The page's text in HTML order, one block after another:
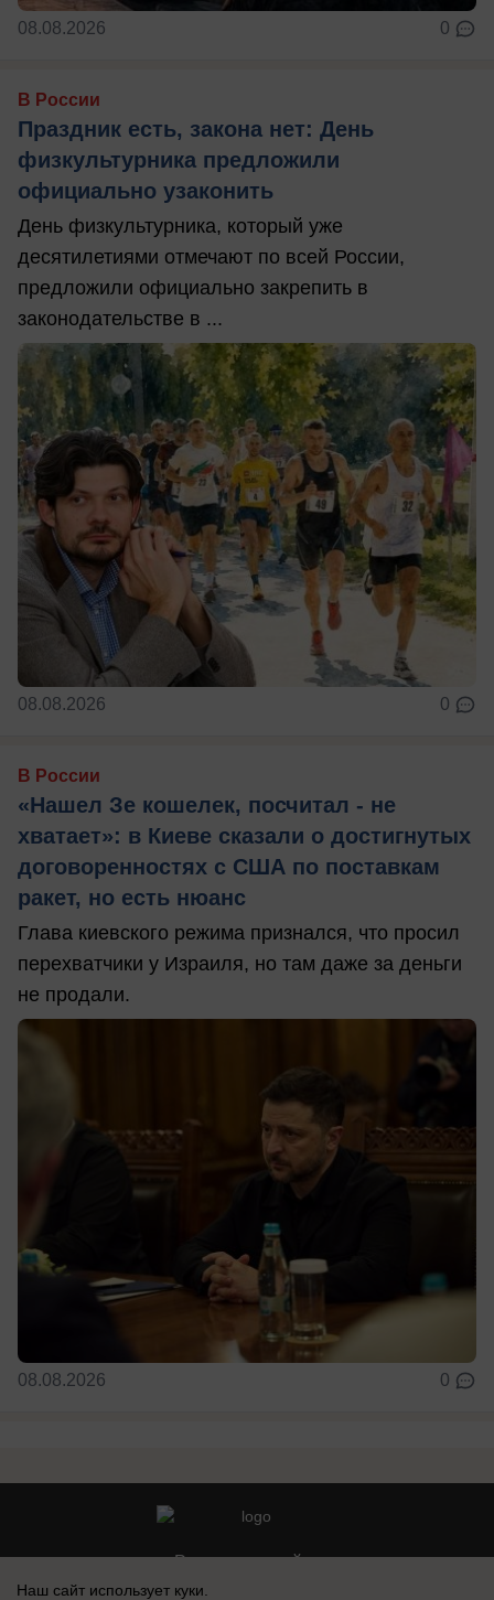
08.08.2026 0
В России
Праздник есть, закона нет: День
физкультурника предложили
официально узаконить
День физкультурника, который уже
десятилетиями отмечают по всей России,
предложили официально закрепить в
законодательстве в ...
08.08.2026 0
В России
«Нашел Зе кошелек, посчитал - не
хватает»: в Киеве сказали о достигнутых
договоренностях с США по поставкам
ракет, но есть нюанс
Глава киевского режима признался, что просил
перехватчики у Израиля, но там даже за деньги
не продали.
08.08.2026 0
Реклама на сайте
Наш сайт использует куки.